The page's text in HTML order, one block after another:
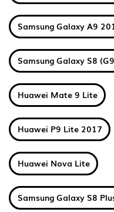
Samsung Galaxy A9
Samsung Galaxy S8
Huawei Mate 9 Lite
Huawei P9 Lite 2017
Huawei Nova Lite
Samsung Galaxy S8